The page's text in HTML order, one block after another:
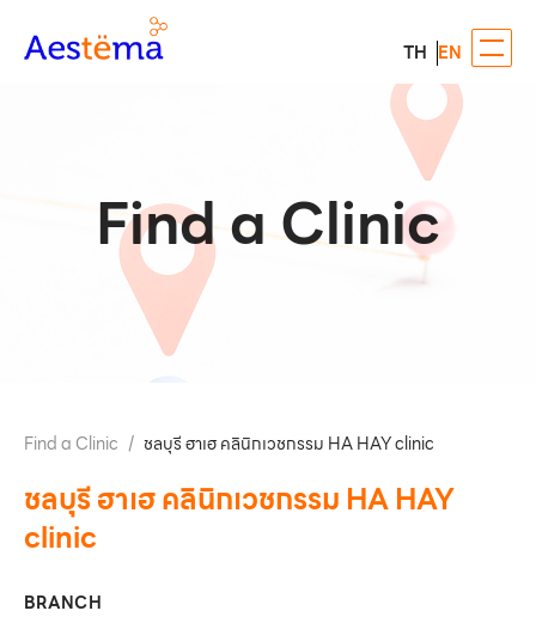
TH EN
Find a Clinic
Find a Clinic / ชลบุรี ฮาเฮ คลินิกเวชกรรม HA HAY clinic
ชลบุรี ฮาเฮ คลินิกเวชกรรม HA HAY
clinic
BRANCH